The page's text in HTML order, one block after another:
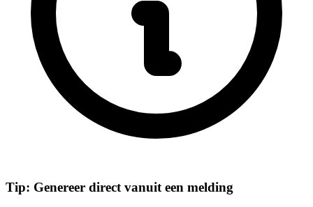
Tip: Genereer direct vanuit een melding